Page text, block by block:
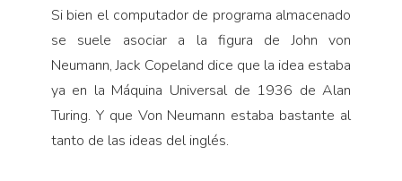
Si bien el computador de programa almacenado
se suele asociar a la figura de John von
Neumann, Jack Copeland dice que la idea estaba
ya en la Máquina Universal de 1936 de Alan
Turing. Y que Von Neumann estaba bastante al
tanto de las ideas del inglés.